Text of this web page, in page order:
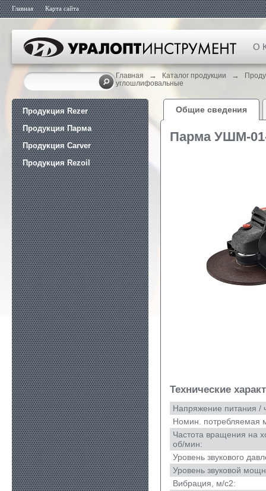
Главная Карта сайта
О
Главная → Каталог продукции →
углошлифовальные
Продукция Rezer
Продукция Парма
Продукция Carver
Продукция Rezoil
Общие сведения
Парма УШМ-
Технические
Напряжение питания /
Номин. потребляемая
Частота вращения на
об/мин:
Уровень звукового
Уровень звуковой
Вибрация, м/с2: